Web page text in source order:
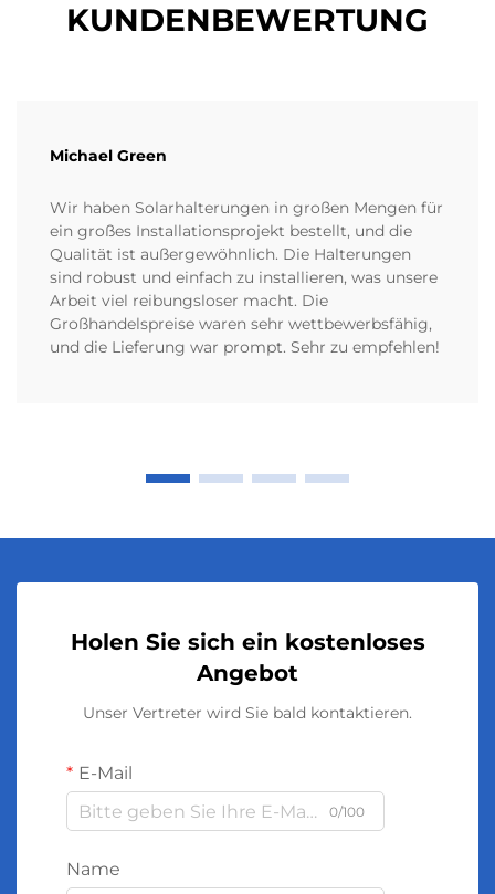
KUNDENBEWERTUNG
Michael Green
Wir haben Solarhalterungen in großen Mengen für
ein großes Installationsprojekt bestellt, und die
Qualität ist außergewöhnlich. Die Halterungen
sind robust und einfach zu installieren, was unsere
Arbeit viel reibungsloser macht. Die
Großhandelspreise waren sehr wettbewerbsfähig,
und die Lieferung war prompt. Sehr zu empfehlen!
Holen Sie sich ein kostenloses
Angebot
Unser Vertreter wird Sie bald kontaktieren.
E-Mail
0/100
Name